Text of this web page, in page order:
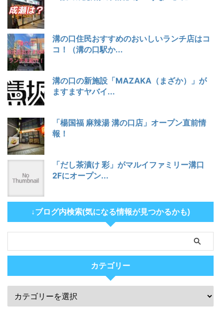
溝の口住民おすすめのおいしいランチ店はコ
コ！（溝の口駅か...
溝の口の新施設「MAZAKA（まざか）」が
ますますヤバイ...
「楊国福 麻辣湯 溝の口店」オープン直前情
報！
「だし茶漬け 彩」がマルイファミリー溝口
2Fにオープン...
↓ブログ内検索(気になる情報が見つかるかも)
カテゴリー